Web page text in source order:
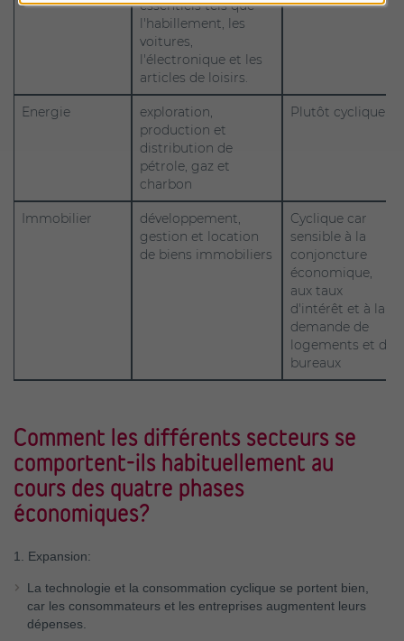
essentiels tels que
l'habillement, les
voitures,
l'électronique et les
articles de loisirs.
Energie
exploration,
production et
distribution de
pétrole, gaz et
charbon
Plutôt cyclique
Immobilier
développement,
gestion et location
de biens immobiliers
Cyclique car
sensible à la
conjoncture
économique,
aux taux
d'intérêt et à la
demande de
logements et de
bureaux
Comment les différents secteurs se
comportent-ils habituellement au
cours des quatre phases
économiques?
1. Expansion:
La technologie et la consommation cyclique se portent bien,
car les consommateurs et les entreprises augmentent leurs
dépenses.